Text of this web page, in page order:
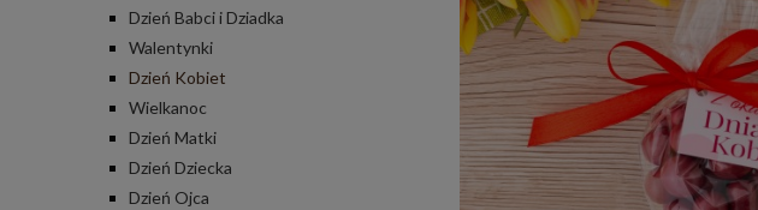
Dzień Babci i Dziadka
Walentynki
Dzień Kobiet
Wielkanoc
Dzień Matki
Dzień Dziecka
Dzień Ojca